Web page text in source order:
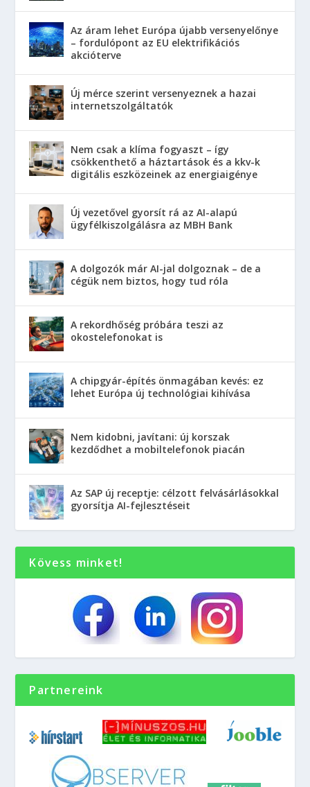
Az áram lehet Európa újabb versenyelőnye
– fordulópont az EU elektrifikációs
akcióterve
Új mérce szerint versenyeznek a hazai
internetszolgáltatók
Nem csak a klíma fogyaszt – így
csökkenthető a háztartások és a kkv-k
digitális eszközeinek az energiaigénye
Új vezetővel gyorsít rá az AI-alapú
ügyfélkiszolgálásra az MBH Bank
A dolgozók már AI-jal dolgoznak – de a
cégük nem biztos, hogy tud róla
A rekordhőség próbára teszi az
okostelefonokat is
A chipgyár-építés önmagában kevés: ez
lehet Európa új technológiai kihívása
Nem kidobni, javítani: új korszak
kezdődhet a mobiltelefonok piacán
Az SAP új receptje: célzott felvásárlásokkal
gyorsítja AI-fejlesztéseit
Kövess minket!
Partnereink